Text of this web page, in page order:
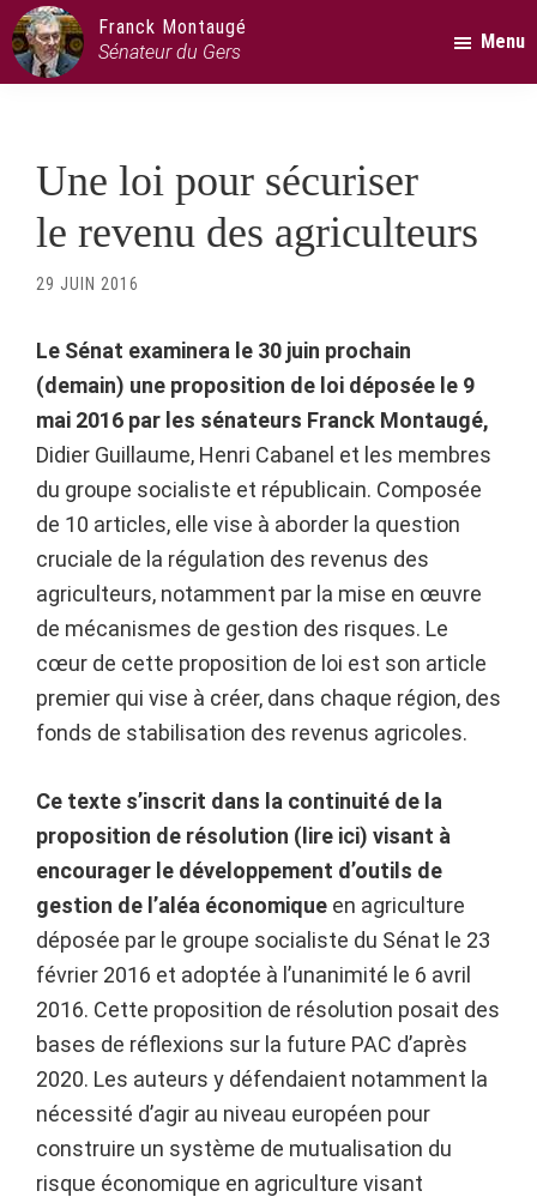
Passer
au
contenu
Passer
la
principale
Passer
au
pied
Franck Montaugé
Sénateur du Gers
Menu
Une loi pour sécuriser
le revenu des agriculteurs
29 JUIN 2016
Le Sénat examinera le 30 juin prochain
(demain) une proposition de loi déposée le 9
mai 2016 par les sénateurs Franck Montaugé,
Didier Guillaume, Henri Cabanel et les membres
du groupe socialiste et républicain. Composée
de 10 articles, elle vise à aborder la question
cruciale de la régulation des revenus des
agriculteurs, notamment par la mise en œuvre
de mécanismes de gestion des risques. Le
cœur de cette proposition de loi est son article
premier qui vise à créer, dans chaque région, des
fonds de stabilisation des revenus agricoles.
Ce texte s’inscrit dans la continuité de la
proposition de résolution (lire ici) visant à
encourager le développement d’outils de
gestion de l’aléa économique en agriculture
déposée par le groupe socialiste du Sénat le 23
février 2016 et adoptée à l’unanimité le 6 avril
2016. Cette proposition de résolution posait des
bases de réflexions sur la future PAC d’après
2020. Les auteurs y défendaient notamment la
nécessité d’agir au niveau européen pour
construire un système de mutualisation du
risque économique en agriculture visant